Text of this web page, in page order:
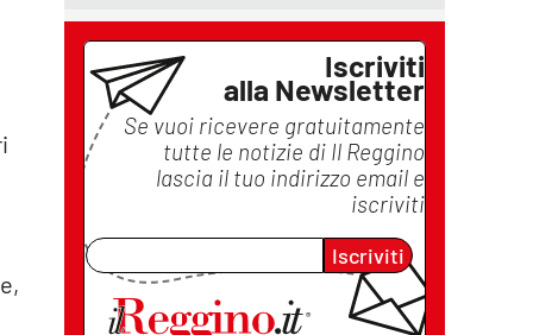
Iscriviti
alla Newsletter
Se vuoi ricevere gratuitamente
tutte le notizie di Il Reggino
lascia il tuo indirizzo email e
iscriviti
Iscriviti